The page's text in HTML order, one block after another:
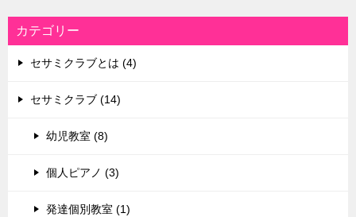
カテゴリー
セサミクラブとは (4)
セサミクラブ (14)
幼児教室 (8)
個人ピアノ (3)
発達個別教室 (1)